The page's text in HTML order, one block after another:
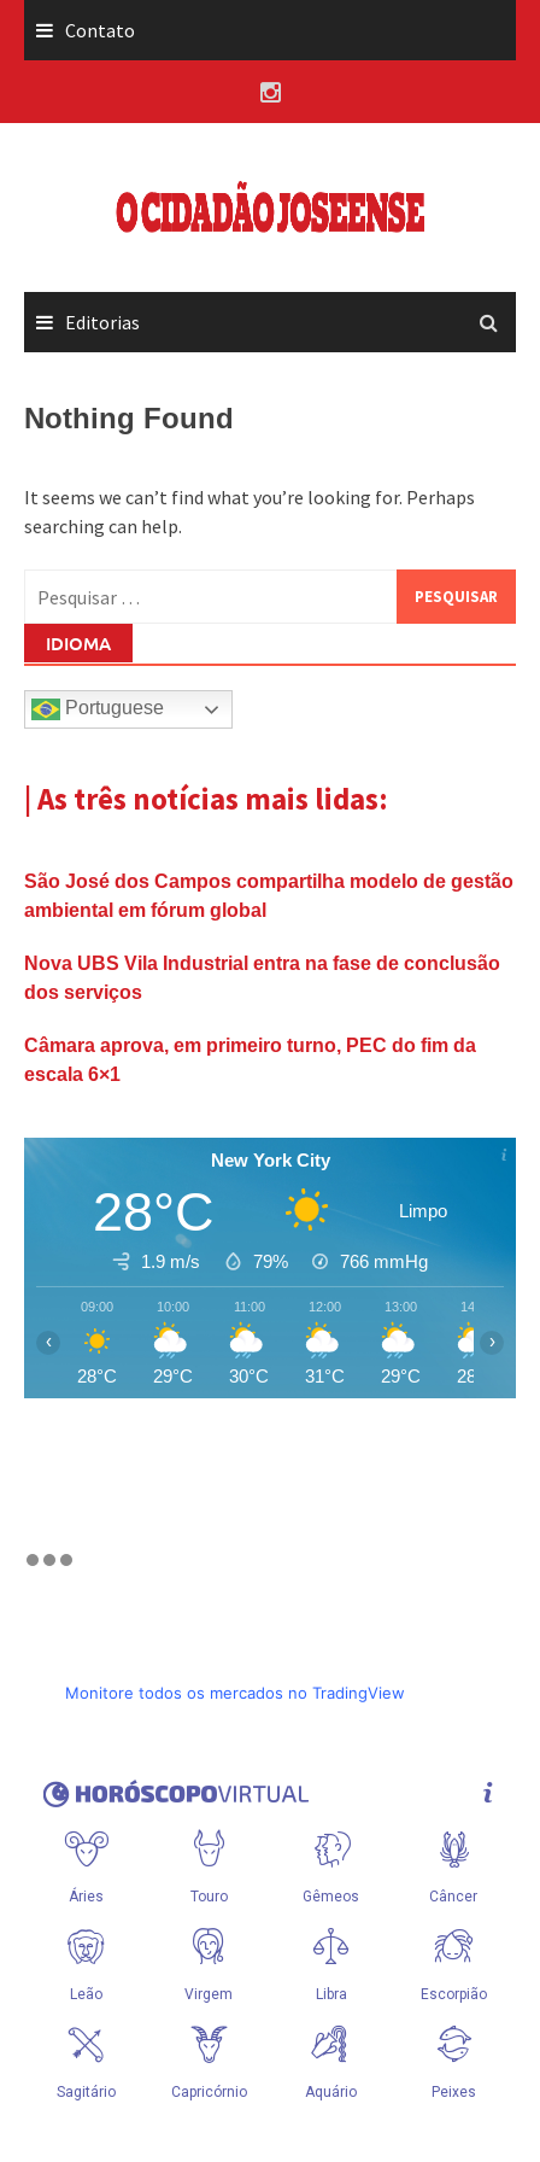
Contato
Editorias
Nothing Found
It seems we can’t find what you’re looking for. Perhaps
searching can help.
por:
IDIOMA
Portuguese
| As três notícias mais lidas:
São José dos Campos compartilha modelo de gestão
ambiental em fórum global
Nova UBS Vila Industrial entra na fase de conclusão
dos serviços
Câmara aprova, em primeiro turno, PEC do fim da
escala 6×1
New York City
28°C Limpo
1.9 m/s 79% 766 mmHg
09:00
28°C
10:00
29°C
11:00
30°C
12:00
31°C
13:00
29°C
14:00
28°C
‹ ›
Monitore todos os mercados no TradingView